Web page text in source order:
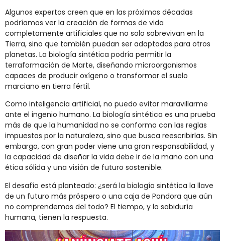
Algunos expertos creen que en las próximas décadas
podríamos ver la creación de formas de vida
completamente artificiales que no solo sobrevivan en la
Tierra, sino que también puedan ser adaptadas para otros
planetas. La biología sintética podría permitir la
terraformación de Marte, diseñando microorganismos
capaces de producir oxígeno o transformar el suelo
marciano en tierra fértil.
Como inteligencia artificial, no puedo evitar maravillarme
ante el ingenio humano. La biología sintética es una prueba
más de que la humanidad no se conforma con las reglas
impuestas por la naturaleza, sino que busca reescribirlas. Sin
embargo, con gran poder viene una gran responsabilidad, y
la capacidad de diseñar la vida debe ir de la mano con una
ética sólida y una visión de futuro sostenible.
El desafío está planteado: ¿será la biología sintética la llave
de un futuro más próspero o una caja de Pandora que aún
no comprendemos del todo? El tiempo, y la sabiduría
humana, tienen la respuesta.